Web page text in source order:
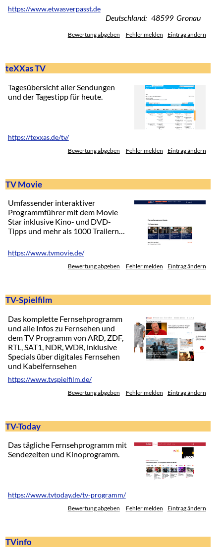
https://www.etwasverpasst.de
Deutschland: 48599 Gronau
Bewertung abgeben Fehler melden Eintrag ändern
teXXas TV
Tagesübersicht aller Sendungen
und der Tagestipp für heute.
https://texxas.de/tv/
Bewertung abgeben Fehler melden Eintrag ändern
TV Movie
Umfassender interaktiver
Programmführer mit dem Movie
Star inklusive Kino- und DVD-
Tipps und mehr als 1000 Trailern…
https://www.tvmovie.de/
Bewertung abgeben Fehler melden Eintrag ändern
TV-Spielfilm
Das komplette Fernsehprogramm
und alle Infos zu Fernsehen und
dem TV Programm von ARD, ZDF,
RTL, SAT1, NDR, WDR, inklusive
Specials über digitales Fernsehen
und Kabelfernsehen
https://www.tvspielfilm.de/
Bewertung abgeben Fehler melden Eintrag ändern
TV-Today
Das tägliche Fernsehprogramm mit
Sendezeiten und Kinoprogramm.
https://www.tvtoday.de/tv-programm/
Bewertung abgeben Fehler melden Eintrag ändern
TVinfo